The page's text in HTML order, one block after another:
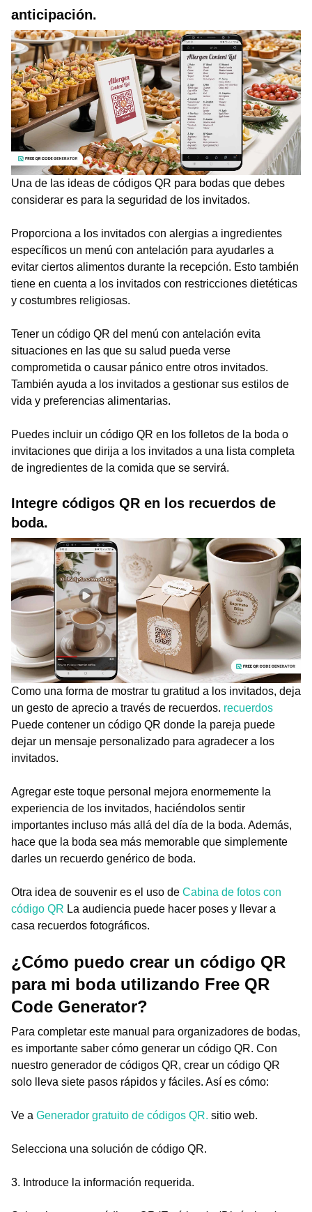
anticipación.
Una de las ideas de códigos QR para bodas que debes
considerar es para la seguridad de los invitados.
Proporciona a los invitados con alergias a ingredientes
específicos un menú con antelación para ayudarles a
evitar ciertos alimentos durante la recepción. Esto también
tiene en cuenta a los invitados con restricciones dietéticas
y costumbres religiosas.
Tener un código QR del menú con antelación evita
situaciones en las que su salud pueda verse
comprometida o causar pánico entre otros invitados.
También ayuda a los invitados a gestionar sus estilos de
vida y preferencias alimentarias.
Puedes incluir un código QR en los folletos de la boda o
invitaciones que dirija a los invitados a una lista completa
de ingredientes de la comida que se servirá.
Integre códigos QR en los recuerdos de
boda.
Como una forma de mostrar tu gratitud a los invitados, deja
un gesto de aprecio a través de recuerdos. recuerdos
Puede contener un código QR donde la pareja puede
dejar un mensaje personalizado para agradecer a los
invitados.
Agregar este toque personal mejora enormemente la
experiencia de los invitados, haciéndolos sentir
importantes incluso más allá del día de la boda. Además,
hace que la boda sea más memorable que simplemente
darles un recuerdo genérico de boda.
Otra idea de souvenir es el uso de Cabina de fotos con
código QR La audiencia puede hacer poses y llevar a
casa recuerdos fotográficos.
¿Cómo puedo crear un código QR
para mi boda utilizando Free QR
Code Generator?
Para completar este manual para organizadores de bodas,
es importante saber cómo generar un código QR. Con
nuestro generador de códigos QR, crear un código QR
solo lleva siete pasos rápidos y fáciles. Así es cómo:
Ve a Generador gratuito de códigos QR. sitio web.
Selecciona una solución de código QR.
3. Introduce la información requerida.